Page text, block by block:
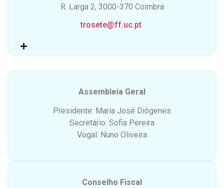
R. Larga 2, 3000-370 Coimbra
trosete@ff.uc.pt
Assembleia Geral
Presidente: Maria José Diógenes
Secretário: Sofia Pereira
Vogal: Nuno Oliveira
Conselho Fiscal